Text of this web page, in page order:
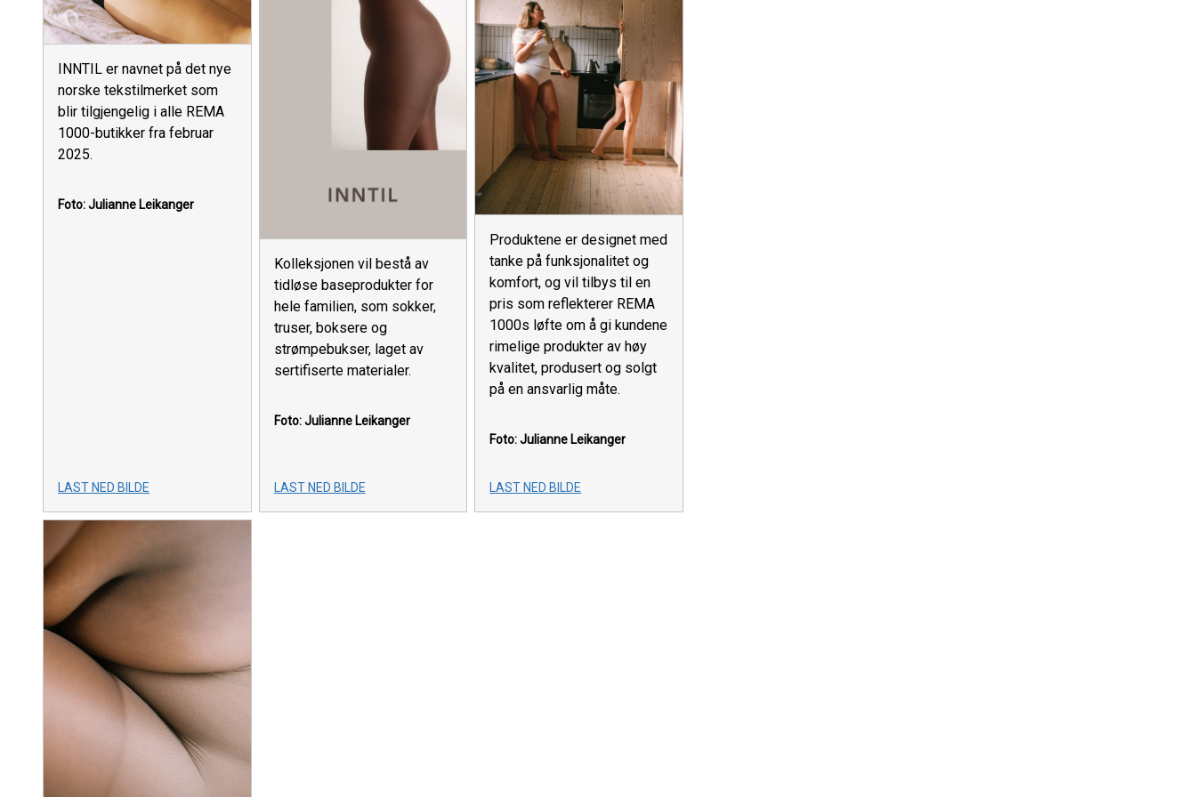
INNTIL er navnet på det nye
norske tekstilmerket som
blir tilgjengelig i alle REMA
1000-butikker fra februar
2025.
Foto: Julianne Leikanger
LAST NED BILDE
Kolleksjonen vil bestå av
tidløse baseprodukter for
hele familien, som sokker,
truser, boksere og
strømpebukser, laget av
sertifiserte materialer.
Foto: Julianne Leikanger
LAST NED BILDE
Produktene er designet med
tanke på funksjonalitet og
komfort, og vil tilbys til en
pris som reflekterer REMA
1000s løfte om å gi kundene
rimelige produkter av høy
kvalitet, produsert og solgt
på en ansvarlig måte.
Foto: Julianne Leikanger
LAST NED BILDE